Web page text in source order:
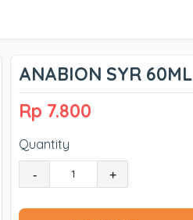
ANABION SYR 60ML
Rp 7.800
Quantity
- +